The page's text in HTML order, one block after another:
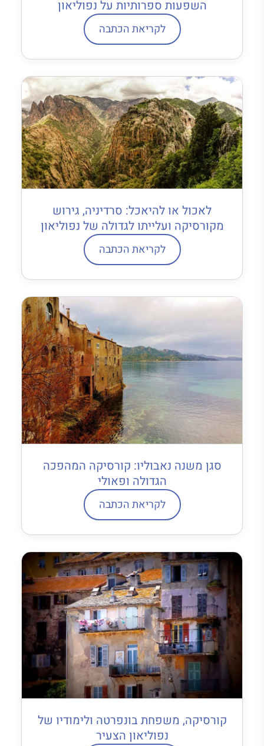
השפעות ספרותיות על נפוליאון
לקריאת הכתבה
לאכול או להיאכל: סרדיניה, גירוש
מקורסיקה ועלייתו לגדולה של נפוליאון
לקריאת הכתבה
סגן משנה נאבוליו: קורסיקה המהפכה
הגדולה ופאולי
לקריאת הכתבה
קורסיקה, משפחת בונפרטה ולימודיו של
נפוליאון הצעיר